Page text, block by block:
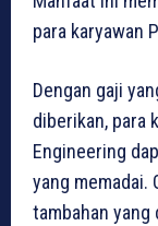
para karyawan
Dengan gaji
diberikan, para
Engineering
yang memadai.
tambahan